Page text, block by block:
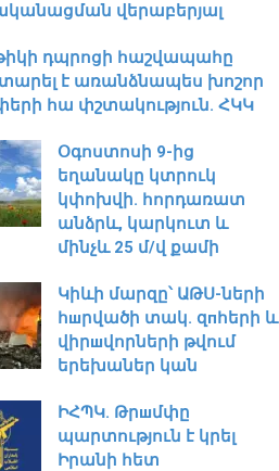
վերաբերյալ
դպրոցի հաշվապահը
է առանձնապես խոշոր
հա փշտակություն. ՀԿԿ
Օգոստոսի 9-ից
եղանակը կտրուկ
կփոխվի․ հորդառատ
անձրև, կարկուտ և
մինչև 25 մ/վ քամի
Կիևի մարզը՝ ԱԹՍ-ների
հшրվածի տակ․ զпհերի և
վիրшվորների թվում
երեխաներ կան
ԻՀՊԿ․ Թրшմփը
պարտություն է կրել
Իրանի հետ